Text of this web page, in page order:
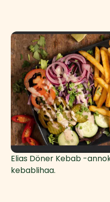
Elias Döner Kebab -
kebablihaa.